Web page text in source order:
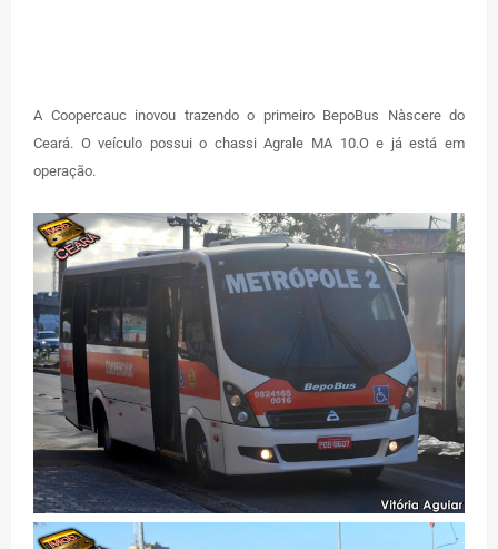
A Coopercauc inovou trazendo o primeiro BepoBus Nàscere do
Ceará. O veículo possui o chassi Agrale MA 10.O e já está em
operação.